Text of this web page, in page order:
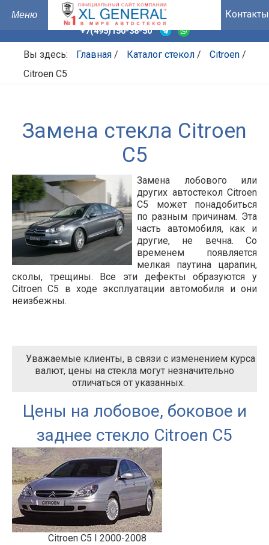
Контакты
+7(495)150-38-50
Вы здесь: Главная / Каталог стекол / Citroen /
Citroen C5
Замена стекла Citroen
C5
Замена лобового или
других автостекол Citroen
C5 может понадобиться
по разным причинам. Эта
часть автомобиля, как и
другие, не вечна. Со
временем появляется
мелкая паутина царапин,
сколы, трещины. Все эти дефекты образуются у
Citroen C5 в ходе эксплуатации автомобиля и они
неизбежны.
Уважаемые клиенты, в связи с изменением курса
валют, цены на стекла могут незначительно
отличаться от указанных.
Цены на лобовое, боковое и
заднее стекло Citroen C5
Citroen C5 I 2000-2008